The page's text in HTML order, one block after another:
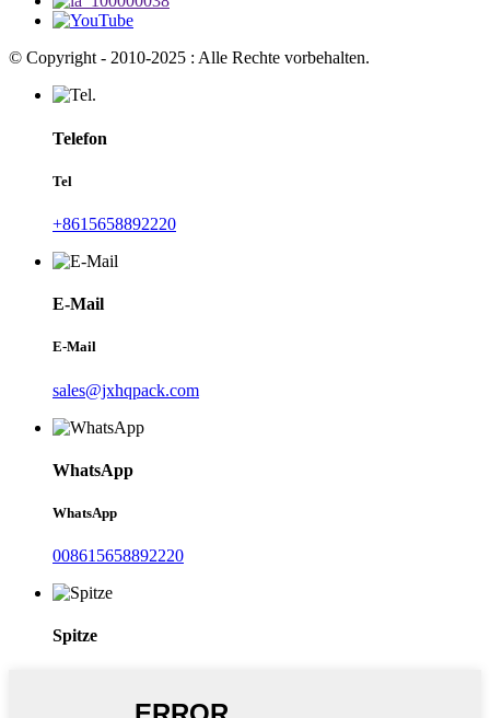
© Copyright - 2010-2025 : Alle Rechte vorbehalten.
Telefon
Tel
+8615658892220
E-Mail
E-Mail
sales@jxhqpack.com
WhatsApp
WhatsApp
008615658892220
Spitze